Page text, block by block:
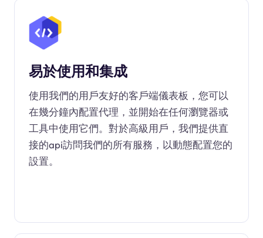
易於使用和集成
使用我們的用戶友好的客戶端儀表板，您可以
在幾分鐘內配置代理，並開始在任何瀏覽器或
工具中使用它們。對於高級用戶，我們提供直
接的api訪問我們的所有服務，以動態配置您的
設置。